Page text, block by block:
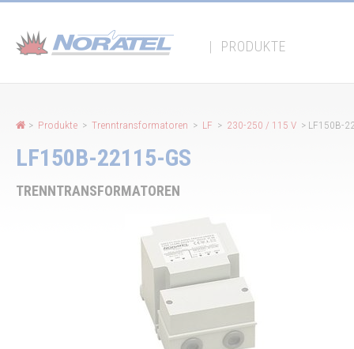
| PRODUKTE
> Produkte > Trenntransformatoren > LF > 230-250 / 115 V > LF150B-
LF150B-22115-GS
TRENNTRANSFORMATOREN
Cookie-Einstellungen